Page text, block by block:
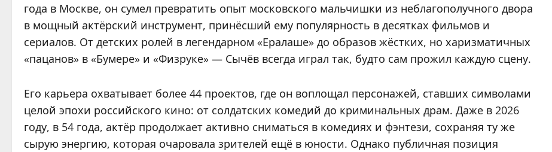
года в Москве, он сумел превратить опыт московского мальчишки из неблагополучного двора
в мощный актёрский инструмент, принёсший ему популярность в десятках фильмов и
сериалов. От детских ролей в легендарном «Ералаше» до образов жёстких, но харизматичных
«пацанов» в «Бумере» и «Физруке» — Сычёв всегда играл так, будто сам прожил каждую сцену.
Его карьера охватывает более 44 проектов, где он воплощал персонажей, ставших символами
целой эпохи российского кино: от солдатских комедий до криминальных драм. Даже в 2026
году, в 54 года, актёр продолжает активно сниматься в комедиях и фэнтези, сохраняя ту же
сырую энергию, которая очаровала зрителей ещё в юности. Однако публичная позиция